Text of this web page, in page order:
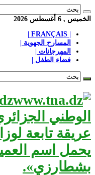
الخميس , 6 أغسطس 2026
المسارح الجهوية |
المهرجانات |
فضاء الطفل |
الوطني
عريقة تابعة
يحمل اسم
بشطارزي».